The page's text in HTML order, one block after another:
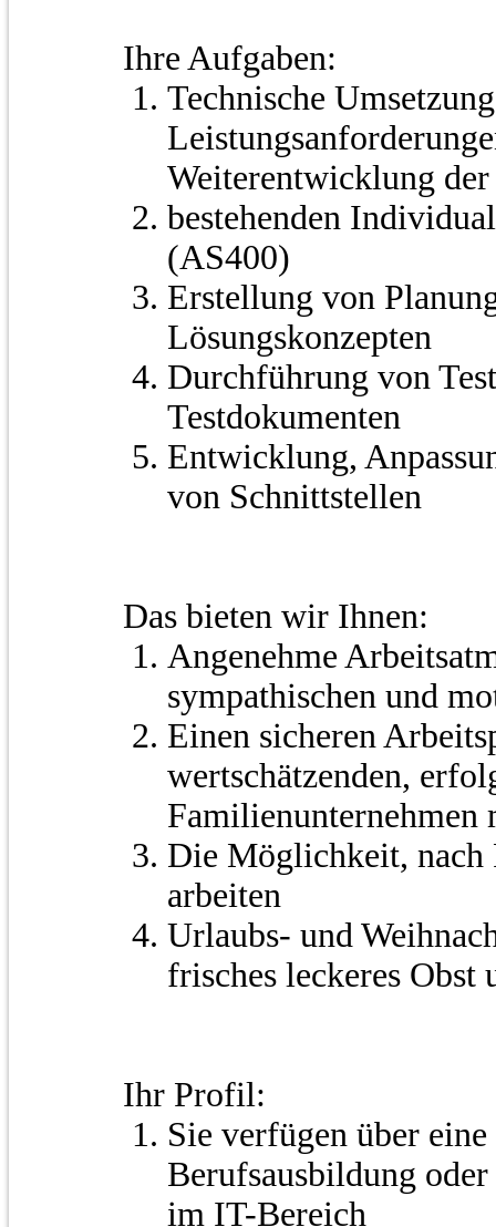
Ihre Aufgaben:
Technische
Weiterentwicklung der
bestehenden
(AS400)
Erstellung von
Lösungskonzepten
Durchführung von
Testdokumenten
Entwicklung,
von Schnittstellen
Das bieten wir Ihnen:
Angenehme
sympathischen und
Einen sicheren
wertschätzenden,
Die Möglichkeit, nach
arbeiten
Urlaubs- und
frisches leckeres Obst
Ihr Profil:
Sie verfügen über eine
Berufsausbildung
im IT-Bereich